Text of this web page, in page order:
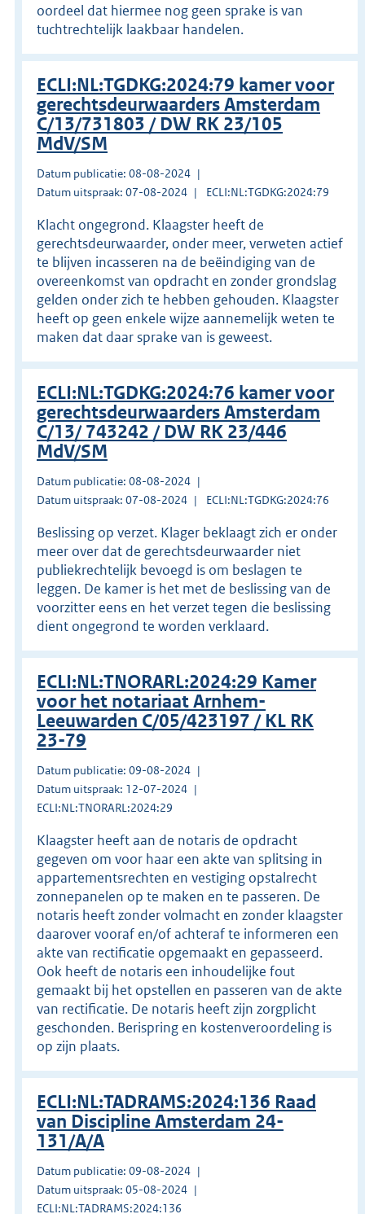
oordeel dat hiermee nog geen sprake is van
tuchtrechtelijk laakbaar handelen.
ECLI:NL:TGDKG:2024:79 kamer voor
gerechtsdeurwaarders Amsterdam
C/13/731803 / DW RK 23/105
MdV/SM
Datum publicatie: 08-08-2024
Datum uitspraak: 07-08-2024
ECLI:NL:TGDKG:2024:79
Klacht ongegrond. Klaagster heeft de
gerechtsdeurwaarder, onder meer, verweten actief
te blijven incasseren na de beëindiging van de
overeenkomst van opdracht en zonder grondslag
gelden onder zich te hebben gehouden. Klaagster
heeft op geen enkele wijze aannemelijk weten te
maken dat daar sprake van is geweest.
ECLI:NL:TGDKG:2024:76 kamer voor
gerechtsdeurwaarders Amsterdam
C/13/ 743242 / DW RK 23/446
MdV/SM
Datum publicatie: 08-08-2024
Datum uitspraak: 07-08-2024
ECLI:NL:TGDKG:2024:76
Beslissing op verzet. Klager beklaagt zich er onder
meer over dat de gerechtsdeurwaarder niet
publiekrechtelijk bevoegd is om beslagen te
leggen. De kamer is het met de beslissing van de
voorzitter eens en het verzet tegen die beslissing
dient ongegrond te worden verklaard.
ECLI:NL:TNORARL:2024:29 Kamer
voor het notariaat Arnhem-
Leeuwarden C/05/423197 / KL RK
23-79
Datum publicatie: 09-08-2024
Datum uitspraak: 12-07-2024
ECLI:NL:TNORARL:2024:29
Klaagster heeft aan de notaris de opdracht
gegeven om voor haar een akte van splitsing in
appartementsrechten en vestiging opstalrecht
zonnepanelen op te maken en te passeren. De
notaris heeft zonder volmacht en zonder klaagster
daarover vooraf en/of achteraf te informeren een
akte van rectificatie opgemaakt en gepasseerd.
Ook heeft de notaris een inhoudelijke fout
gemaakt bij het opstellen en passeren van de akte
van rectificatie. De notaris heeft zijn zorgplicht
geschonden. Berispring en kostenveroordeling is
op zijn plaats.
ECLI:NL:TADRAMS:2024:136 Raad
van Discipline Amsterdam 24-
131/A/A
Datum publicatie: 09-08-2024
Datum uitspraak: 05-08-2024
ECLI:NL:TADRAMS:2024:136